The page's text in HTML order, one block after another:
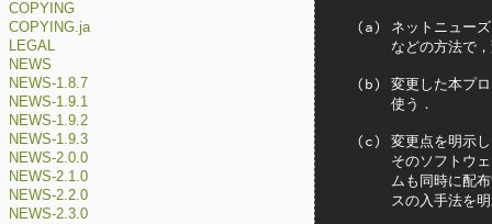
COPYING
COPYING.ja
LEGAL
NEWS
NEWS-1.8.7
NEWS-1.9.1
NEWS-1.9.2
NEWS-1.9.3
NEWS-2.0.0
NEWS-2.1.0
NEWS-2.2.0
NEWS-2.3.0
(a) ネットニューズ
などの方法で，
(b) 変更した本プロ
       使う．
(c) 変更点を明示し
そのソフトウェ
ムも同時に配布
スの入手法を明